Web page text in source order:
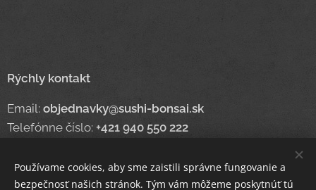
Rýchly kontakt
Email: objednavky@sushi-bonsai.sk
Telefónne číslo: +421 940 550 222
Používame cookies, aby sme zaistili správne fungovanie a
bezpečnosť našich stránok. Tým vám môžeme poskytnúť tú